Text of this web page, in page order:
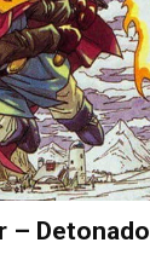
– Detonado